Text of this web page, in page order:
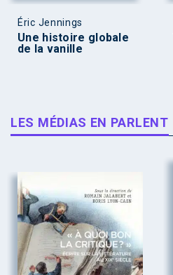
Éric Jennings
Une histoire globale
de la vanille
LES MÉDIAS EN PARLENT